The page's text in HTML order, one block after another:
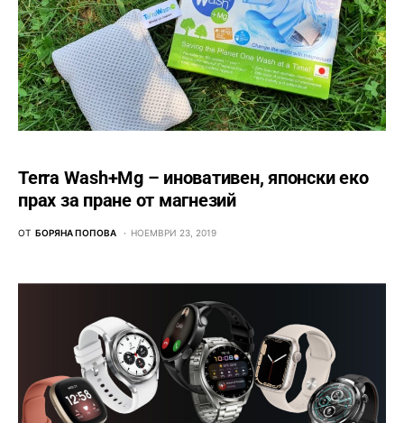
Terra Wash+Mg – иновативен, японски еко
прах за пране от магнезий
ОТ БОРЯНА ПОПОВА НОЕМВРИ 23, 2019